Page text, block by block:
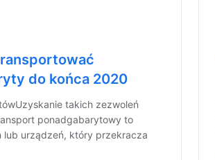
do końca 2020
takich zezwoleń
ponadgabarytowy to
lub urządzeń, który przekracza